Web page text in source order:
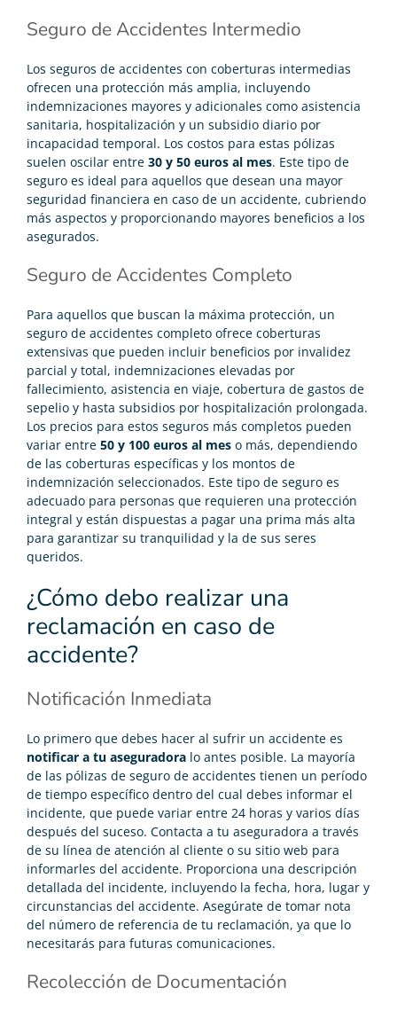
Seguro de Accidentes Intermedio
Los seguros de accidentes con coberturas intermedias
ofrecen una protección más amplia, incluyendo
indemnizaciones mayores y adicionales como asistencia
sanitaria, hospitalización y un subsidio diario por
incapacidad temporal. Los costos para estas pólizas
suelen oscilar entre 30 y 50 euros al mes. Este tipo de
seguro es ideal para aquellos que desean una mayor
seguridad financiera en caso de un accidente, cubriendo
más aspectos y proporcionando mayores beneficios a los
asegurados.
Seguro de Accidentes Completo
Para aquellos que buscan la máxima protección, un
seguro de accidentes completo ofrece coberturas
extensivas que pueden incluir beneficios por invalidez
parcial y total, indemnizaciones elevadas por
fallecimiento, asistencia en viaje, cobertura de gastos de
sepelio y hasta subsidios por hospitalización prolongada.
Los precios para estos seguros más completos pueden
variar entre 50 y 100 euros al mes o más, dependiendo
de las coberturas específicas y los montos de
indemnización seleccionados. Este tipo de seguro es
adecuado para personas que requieren una protección
integral y están dispuestas a pagar una prima más alta
para garantizar su tranquilidad y la de sus seres
queridos.
¿Cómo debo realizar una
reclamación en caso de
accidente?
Notificación Inmediata
Lo primero que debes hacer al sufrir un accidente es
notificar a tu aseguradora lo antes posible. La mayoría
de las pólizas de seguro de accidentes tienen un período
de tiempo específico dentro del cual debes informar el
incidente, que puede variar entre 24 horas y varios días
después del suceso. Contacta a tu aseguradora a través
de su línea de atención al cliente o su sitio web para
informarles del accidente. Proporciona una descripción
detallada del incidente, incluyendo la fecha, hora, lugar y
circunstancias del accidente. Asegúrate de tomar nota
del número de referencia de tu reclamación, ya que lo
necesitarás para futuras comunicaciones​.
Recolección de Documentación